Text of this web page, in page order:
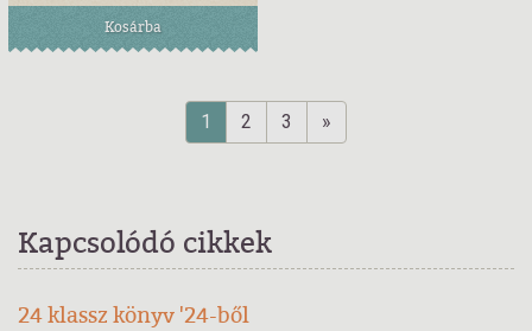
Kosárba
1 2 3 »
Kapcsolódó cikkek
24 klassz könyv '24-ből